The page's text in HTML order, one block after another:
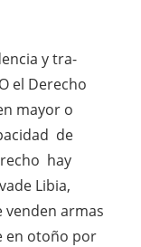
y tra-
el Derecho
mayor o
de
hay
Libia,
armas
en otoño por